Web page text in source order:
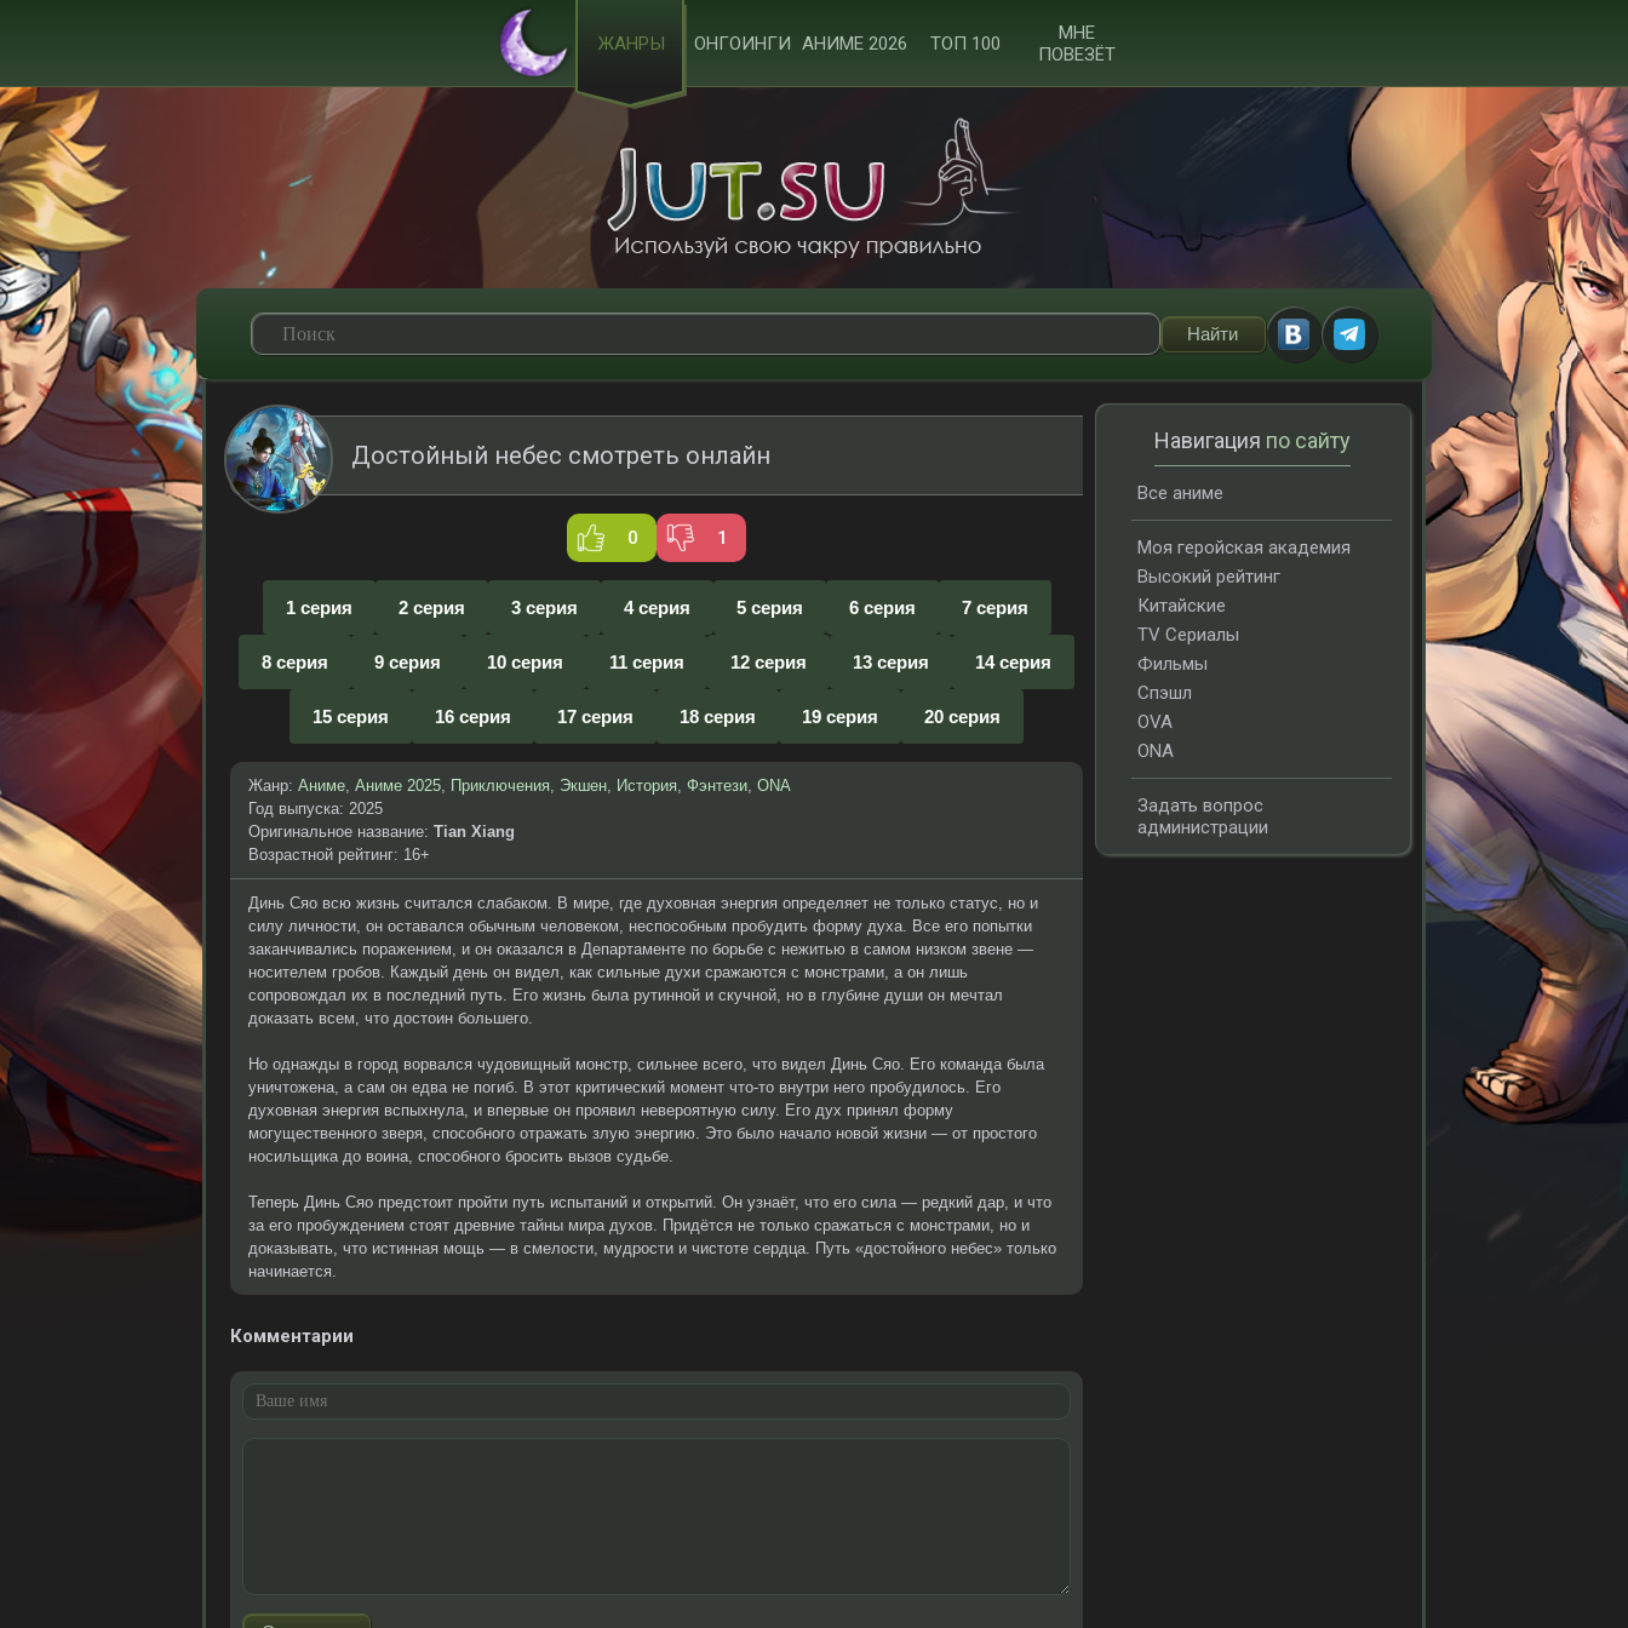
ЖАНРЫ ОНГОИНГИ АНИМЕ 2026 ТОП 100
МНЕ
ПОВЕЗЁТ
Достойный небес смотреть онлайн
0 1
1 серия 2 серия 3 серия 4 серия 5 серия 6 серия 7 серия
8 серия 9 серия 10 серия 11 серия 12 серия 13 серия 14 серия
15 серия 16 серия 17 серия 18 серия 19 серия 20 серия
Жанр: Аниме, Аниме 2025, Приключения, Экшен, История, Фэнтези, ONA
Год выпуска: 2025
Оригинальное название: Tian Xiang
Возрастной рейтинг: 16+
Динь Сяо всю жизнь считался слабаком. В мире, где духовная энергия определяет не только статус, но и
силу личности, он оставался обычным человеком, неспособным пробудить форму духа. Все его попытки
заканчивались поражением, и он оказался в Департаменте по борьбе с нежитью в самом низком звене —
носителем гробов. Каждый день он видел, как сильные духи сражаются с монстрами, а он лишь
сопровождал их в последний путь. Его жизнь была рутинной и скучной, но в глубине души он мечтал
доказать всем, что достоин большего.
Но однажды в город ворвался чудовищный монстр, сильнее всего, что видел Динь Сяо. Его команда была
уничтожена, а сам он едва не погиб. В этот критический момент что-то внутри него пробудилось. Его
духовная энергия вспыхнула, и впервые он проявил невероятную силу. Его дух принял форму
могущественного зверя, способного отражать злую энергию. Это было начало новой жизни — от простого
носильщика до воина, способного бросить вызов судьбе.
Теперь Динь Сяо предстоит пройти путь испытаний и открытий. Он узнаёт, что его сила — редкий дар, и что
за его пробуждением стоят древние тайны мира духов. Придётся не только сражаться с монстрами, но и
доказывать, что истинная мощь — в смелости, мудрости и чистоте сердца. Путь «достойного небес» только
начинается.
Комментарии
Навигация по сайту
Все аниме
Моя геройская академия
Высокий рейтинг
Китайские
TV Сериалы
Фильмы
Спэшл
OVA
ONA
Задать вопрос
администрации